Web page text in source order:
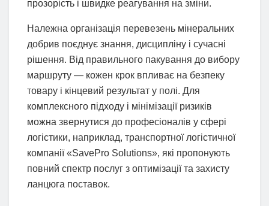
прозорість і швидке реагування на зміни.
Належна організація перевезень мінеральних
добрив поєднує знання, дисципліну і сучасні
рішення. Від правильного пакування до вибору
маршруту — кожен крок впливає на безпеку
товару і кінцевий результат у полі. Для
комплексного підходу і мінімізації ризиків
можна звернутися до професіоналів у сфері
логістики, наприклад, транспортної логістичної
компанії «SavePro Solutions», які пропонують
повний спектр послуг з оптимізації та захисту
ланцюга поставок.